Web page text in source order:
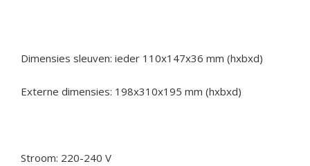
Dimensies sleuven: ieder 110x147x36 mm (hxbxd)
Externe dimensies: 198x310x195 mm (hxbxd)
Stroom: 220-240 V